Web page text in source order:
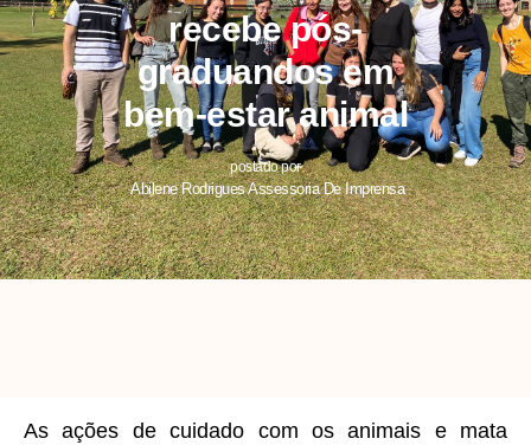
recebe pós-
graduandos em
bem-estar animal
postado por
Abilene Rodrigues Assessoria De Imprensa
As ações de cuidado com os animais e mata